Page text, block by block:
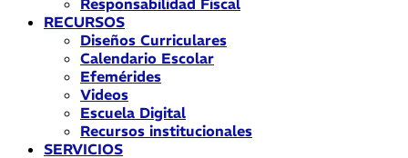
Responsabilidad Fiscal
RECURSOS
Diseños Curriculares
Calendario Escolar
Efemérides
Videos
Escuela Digital
Recursos institucionales
SERVICIOS